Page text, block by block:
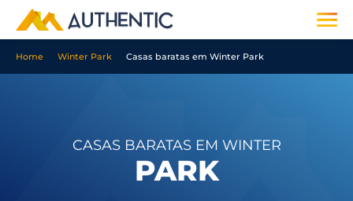
Home Winter Park Casas baratas em Winter Park
CASAS BARATAS EM WINTER
PARK